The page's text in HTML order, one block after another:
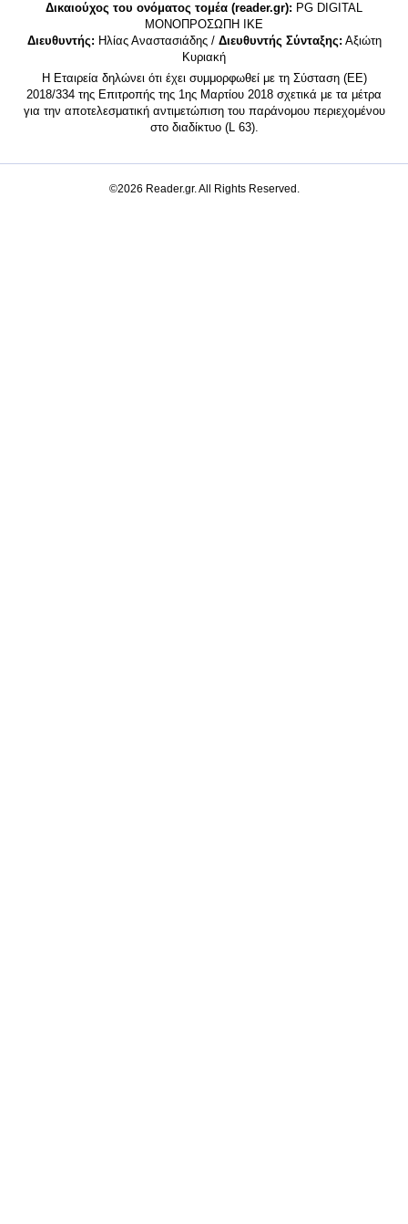
Δικαιούχος του ονόματος τομέα (reader.gr): PG DIGITAL
MONΟΠΡΟΣΩΠΗ ΙΚΕ
Διευθυντής: Ηλίας Αναστασιάδης / Διευθυντής Σύνταξης: Αξιώτη
Κυριακή
Η Εταιρεία δηλώνει ότι έχει συμμορφωθεί με τη Σύσταση (ΕΕ)
2018/334 της Επιτροπής της 1ης Μαρτίου 2018 σχετικά με τα μέτρα
για την αποτελεσματική αντιμετώπιση του παράνομου περιεχομένου
στο διαδίκτυο (L 63).
©2026 Reader.gr. All Rights Reserved.